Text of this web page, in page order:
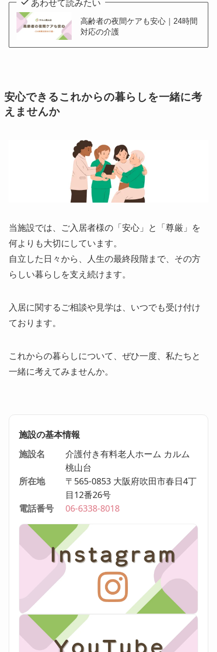
あわせて読みたい
高齢者の夜間ケアも安心｜24時間
対応の介護
安心できるこれからの暮らしを一緒に考
えませんか
当施設では、ご入居者様の「安心」と「尊厳」を
何よりも大切にしています。
自立した日々から、人生の最終段階まで、その方
らしい暮らしを支え続けます。
入居に関するご相談や見学は、いつでも受け付け
ております。
これからの暮らしについて、ぜひ一度、私たちと
一緒に考えてみませんか。
施設の基本情報
施設名
介護付き有料老人ホーム カルム
桃山台
所在地
〒565-0853 大阪府吹田市春日4丁
目12番26号
電話番号
06-6338-8018